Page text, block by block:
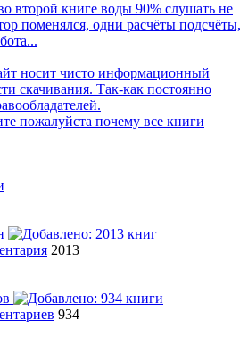
второй книге воды 90% слушать не
поменялся, одни расчёты подсчёты,
носит чисто информационный
скачивания. Так-как постоянно
пожалуйста почему все книги
2013
934